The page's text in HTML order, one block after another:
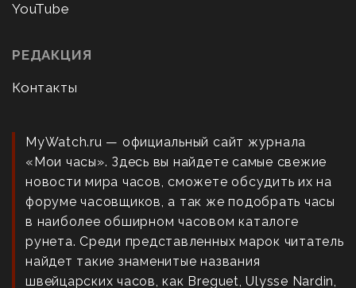
YouTube
РЕДАКЦИЯ
Контакты
MyWatch.ru — официальный сайт журнала
«Мои часы». Здесь вы найдете самые свежие
новости мира часов, сможете обсудить их на
форуме часовщиков, а так же подобрать часы
в наиболее обширном часовом каталоге
рунета. Среди представленных марок читатель
найдет такие знаменитые названия
швейцарских часов, как Breguet, Ulysse Nardin,